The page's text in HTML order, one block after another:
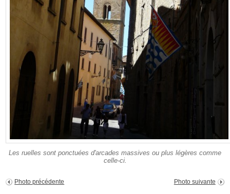
Les ruelles sont ponctuées d'arcades massives ou plus légères comme
celle-ci.
Photo précédente Photo suivante